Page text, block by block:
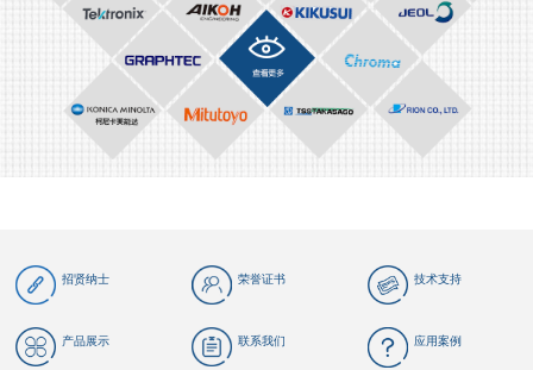
招贤纳士 荣誉证书 技术支持
产品展示 联系我们 应用案例